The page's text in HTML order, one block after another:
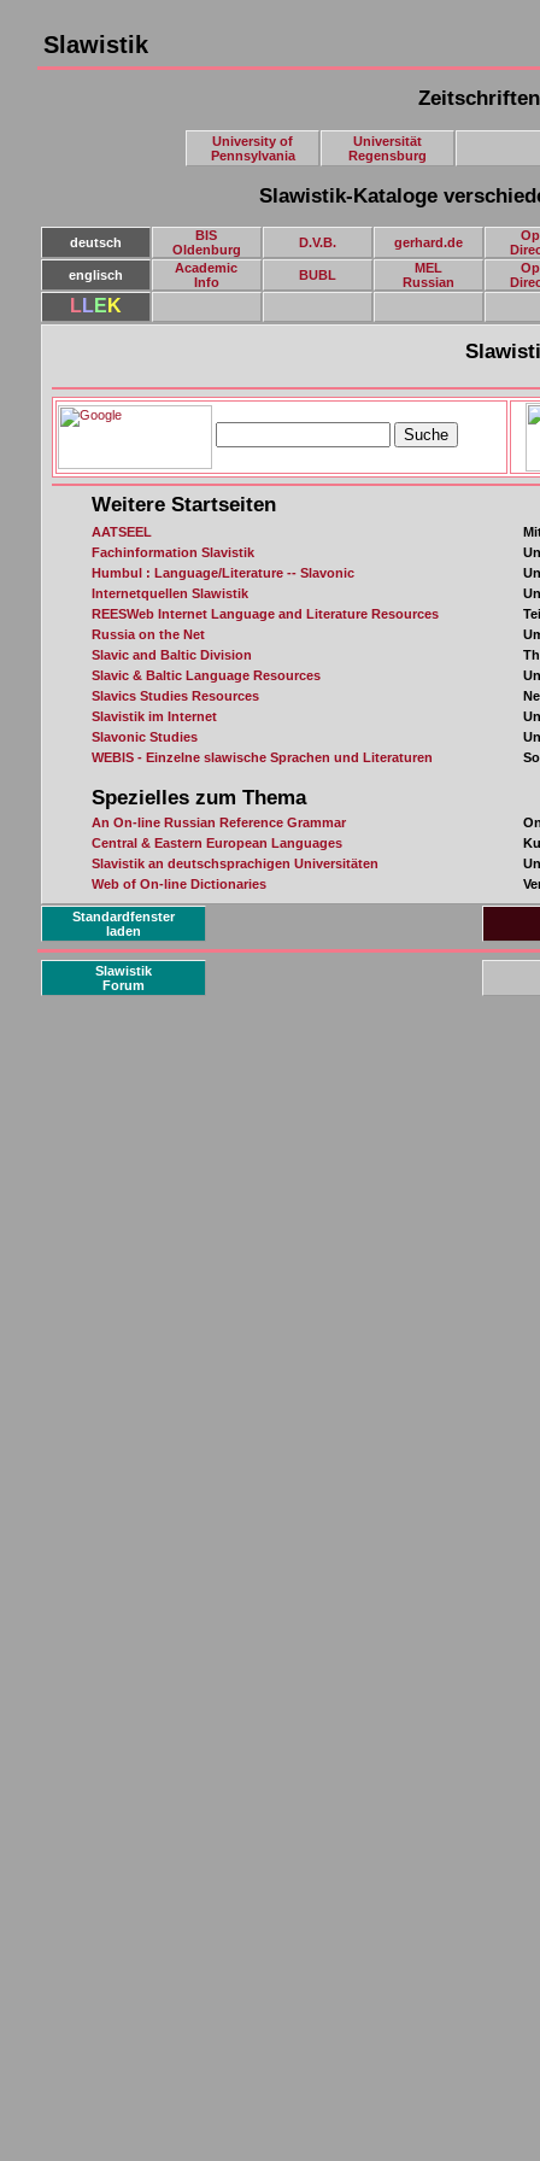
Slawistik
University of
Pennsylvania
Universität
Regensburg
Slawistik-Kataloge
deutsch
BIS
Oldenburg
D.V.B. gerhard.de
englisch
Academic
Info
BUBL
MEL
Russian
LLE K
Standardfenster
laden
Slawistik
Forum